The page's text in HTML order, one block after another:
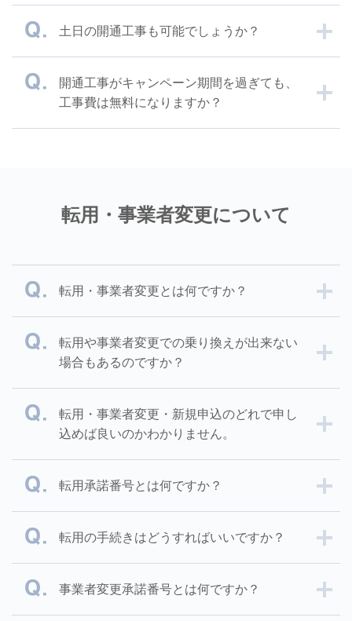
土日の開通工事も可能でしょうか？
開通工事がキャンペーン期間を過ぎても、
工事費は無料になりますか？
転用・事業者変更について
転用・事業者変更とは何ですか？
転用や事業者変更での乗り換えが出来ない
場合もあるのですか？
転用・事業者変更・新規申込のどれで申し
込めば良いのかわかりません。
転用承諾番号とは何ですか？
転用の手続きはどうすればいいですか？
事業者変更承諾番号とは何ですか？